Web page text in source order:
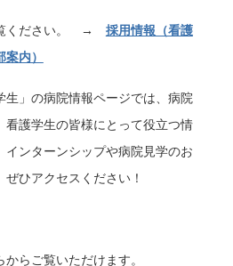
覧ください。 → 採用情報（看護
内）
生」の病院情報ページでは、病院
看護学生の皆様にとって役立つ情
インターンシップや病院見学のお
ひアクセスください！
らご覧いただけます。